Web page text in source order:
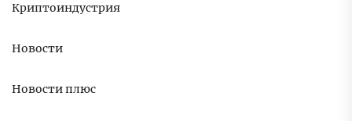
Криптоиндустрия
Новости
Новости плюс